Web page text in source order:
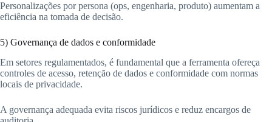
Personalizações por persona (ops, engenharia, produto) aumentam a
eficiência na tomada de decisão.
5) Governança de dados e conformidade
Em setores regulamentados, é fundamental que a ferramenta ofereça
controles de acesso, retenção de dados e conformidade com normas
locais de privacidade.
A governança adequada evita riscos jurídicos e reduz encargos de